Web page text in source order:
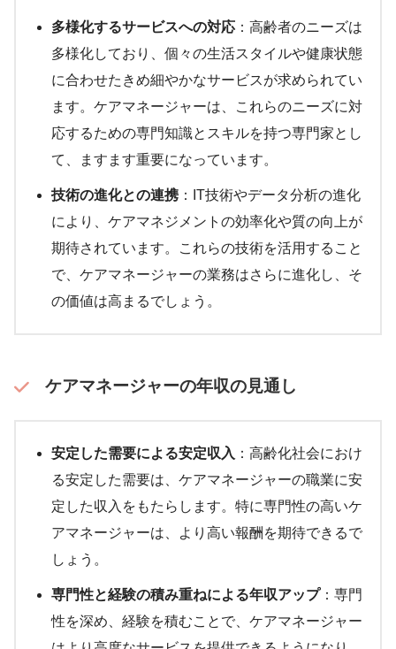
多様化するサービスへの対応 ：高齢者のニーズは
多様化しており、個々の生活スタイルや健康状態
に合わせたきめ細やかなサービスが求められてい
ます。ケアマネージャーは、これらのニーズに対
応するための専門知識とスキルを持つ専門家とし
て、ますます重要になっています。
技術の進化との連携 ：IT技術やデータ分析の進化
により、ケアマネジメントの効率化や質の向上が
期待されています。これらの技術を活用すること
で、ケアマネージャーの業務はさらに進化し、そ
の価値は高まるでしょう。
ケアマネージャーの年収の見通し
安定した需要による安定収入 ：高齢化社会におけ
る安定した需要は、ケアマネージャーの職業に安
定した収入をもたらします。特に専門性の高いケ
アマネージャーは、より高い報酬を期待できるで
しょう。
専門性と経験の積み重ねによる年収アップ：専門
性を深め、経験を積むことで、ケアマネージャー